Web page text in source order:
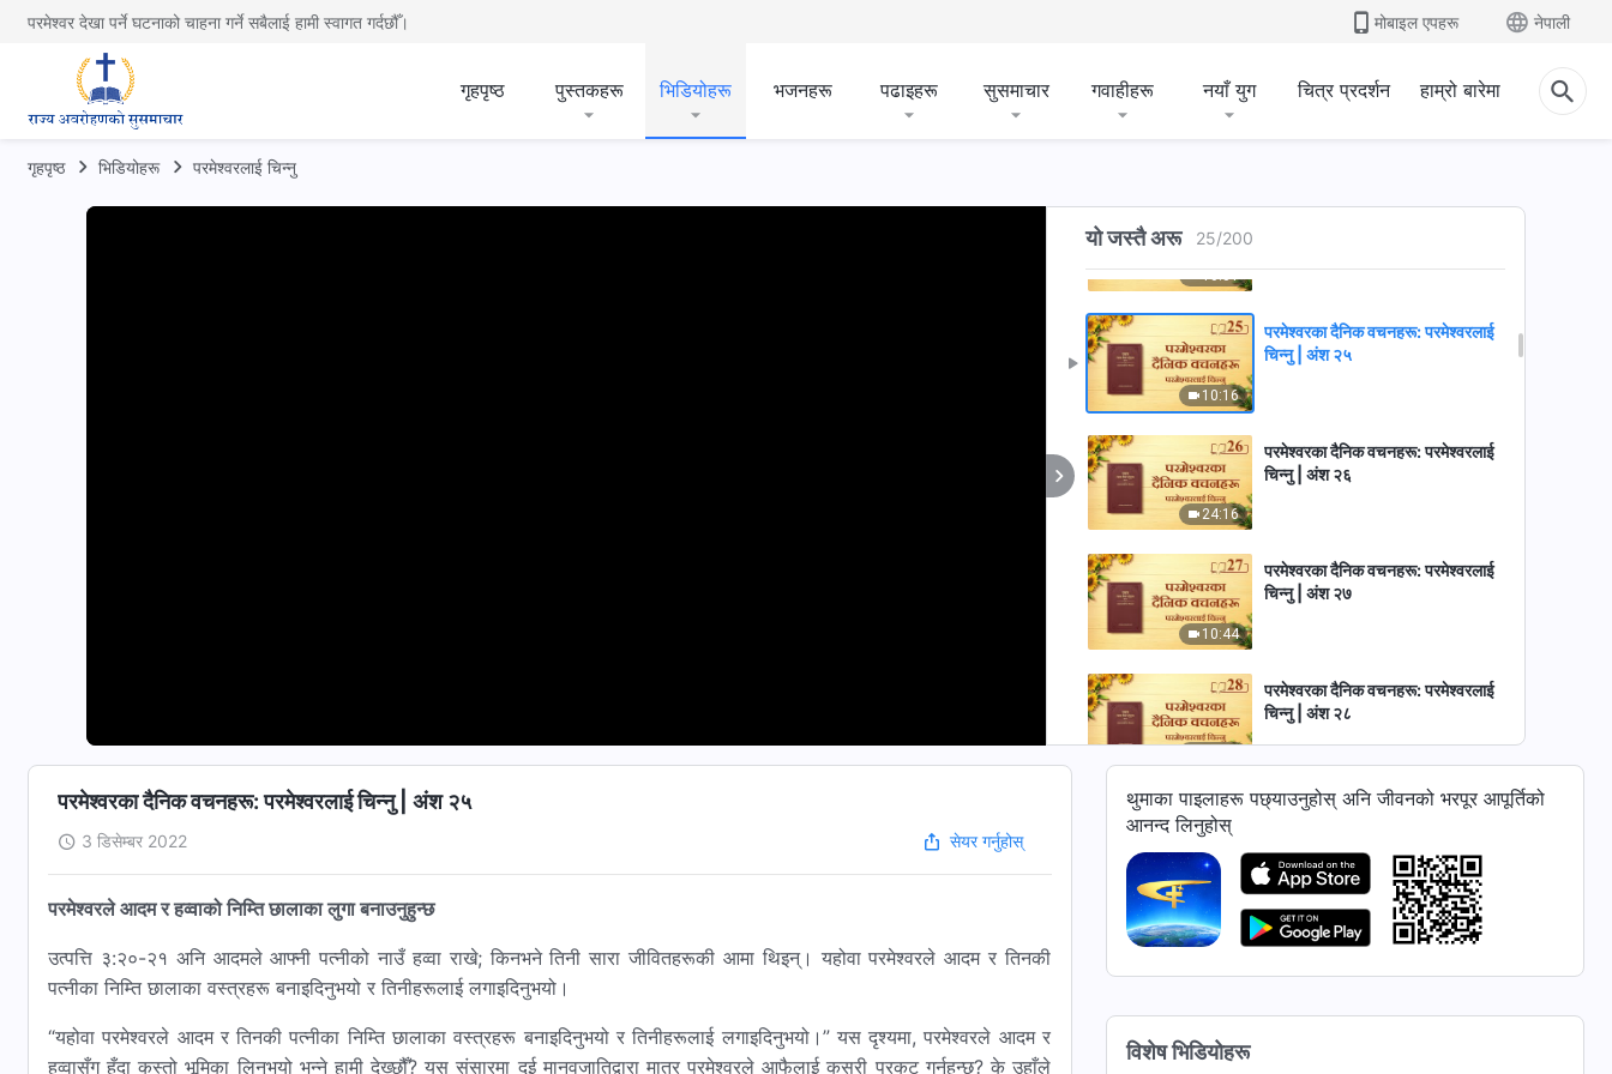
परमेश्वर देखा पर्ने घटनाको चाहना गर्ने सबैलाई हामी स्वागत गर्दछौँ। मोबाइल एपहरू नेपाली
गृहपृष्ठ पुस्तकहरू भिडियोहरू भजनहरू पढाइहरू सुसमाचार गवाहीहरू नयाँ युग चित्र प्रदर्शन हाम्रो बारेमा
गृहपृष्ठ भिडियोहरू परमेश्‍वरलाई चिन्‍नु
यो जस्तै अरू 25/200
परमेश्‍वरका दैनिक वचनहरू: परमेश्‍वरलाई
10:31
परमेश्‍वरका दैनिक वचनहरू: परमेश्‍वरलाई
10:16
परमेश्‍वरका दैनिक वचनहरू: परमेश्‍वरलाई
चिन्‍नु | अंश २५
24:16
परमेश्‍वरका दैनिक वचनहरू: परमेश्‍वरलाई
चिन्‍नु | अंश २६
10:44
परमेश्‍वरका दैनिक वचनहरू: परमेश्‍वरलाई
चिन्‍नु | अंश २७
परमेश्‍वरका दैनिक वचनहरू: परमेश्‍वरलाई
चिन्‍नु | अंश २८
16:24
परमेश्‍वरका दैनिक वचनहरू: परमेश्‍वरलाई
परमेश्‍वरका दैनिक वचनहरू: परमेश्‍वरलाई
चिन्‍नु | अंश ३०
परमेश्‍वरका दैनिक वचनहरू: परमेश्‍वरलाई चिन्‍नु | अंश २५
3 डिसेम्बर 2022 सेयर गर्नुहोस्
परमेश्‍वरले आदम र हव्वाको निम्ति छालाका लुगा बनाउनुहुन्छ
उत्पत्ति ३:२०-२१ अनि आदमले आफ्नी पत्‍नीको नाउँ हव्वा राखे; किनभने तिनी सारा जीवितहरूकी आमा थिइन्। यहोवा परमेश्‍वरले आदम र तिनकी
पत्‍नीका निम्ति छालाका वस्‍त्रहरू बनाइदिनुभयो र तिनीहरूलाई लगाइदिनुभयो।
“यहोवा परमेश्‍वरले आदम र तिनकी पत्‍नीका निम्ति छालाका वस्‍त्रहरू बनाइदिनुभयो र तिनीहरूलाई लगाइदिनुभयो।” यस दृश्यमा, परमेश्‍वरले आदम र
हव्‍वासँग हुँदा कस्तो भूमिका लिनुभयो भन्‍ने हामी देख्छौँ? यस संसारमा दुई मानवजातिद्वारा मात्र परमेश्‍वरले आफैलाई कसरी प्रकट गर्नुहुन्छ? के उहाँले
थुमाका पाइलाहरू पछ्याउनुहोस् अनि जीवनको भरपूर आपूर्तिको
आनन्द लिनुहोस्
विशेष भिडियोहरू